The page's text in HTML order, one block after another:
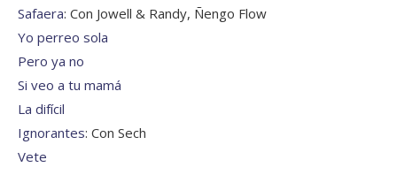
Safaera: Con Jowell & Randy, Ñengo Flow
Yo perreo sola
Pero ya no
Si veo a tu mamá
La difícil
Ignorantes: Con Sech
Vete